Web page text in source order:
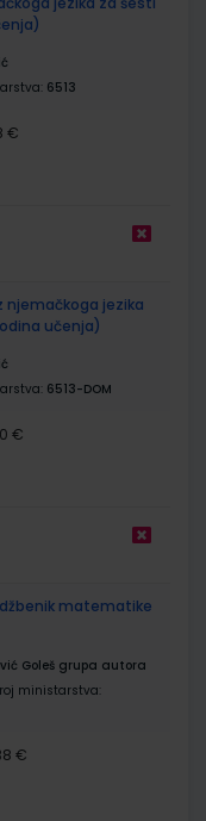
6513
€
iz njemačkoga jezika
učenja)
6513-DOM
€
matematike
Goleš grupa autora
ministarstva:
€